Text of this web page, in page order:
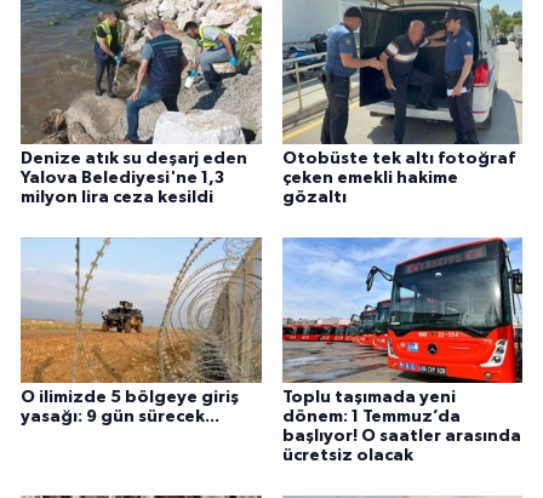
Denize atık su deşarj eden
Yalova Belediyesi'ne 1,3
milyon lira ceza kesildi
Otobüste tek altı fotoğraf
çeken emekli hakime
gözaltı
O ilimizde 5 bölgeye giriş
yasağı: 9 gün sürecek...
Toplu taşımada yeni
dönem: 1 Temmuz’da
başlıyor! O saatler arasında
ücretsiz olacak